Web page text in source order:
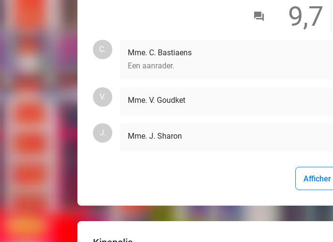
9,7
C.
Mme. C. Bastiaens
Een aanrader.
V. Mme. V. Goudket
J. Mme. J. Sharon
Afficher